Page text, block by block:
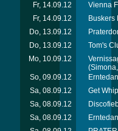
Fr, 14.09.12
Vienna
Fr, 14.09.12
Buskers
Do, 13.09.12
Do, 13.09.12
Tom's
Mo, 10.09.12
So, 09.09.12
Sa, 08.09.12
Get
Sa, 08.09.12
Sa, 08.09.12